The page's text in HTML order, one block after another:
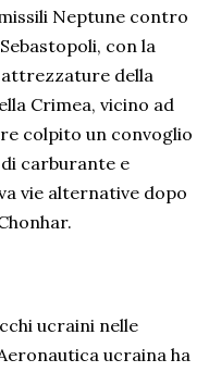
Neptune contro
con la
della
Crimea, vicino ad
colpito un convoglio
carburante e
vie alternative dopo
ucraini nelle
ucraina ha